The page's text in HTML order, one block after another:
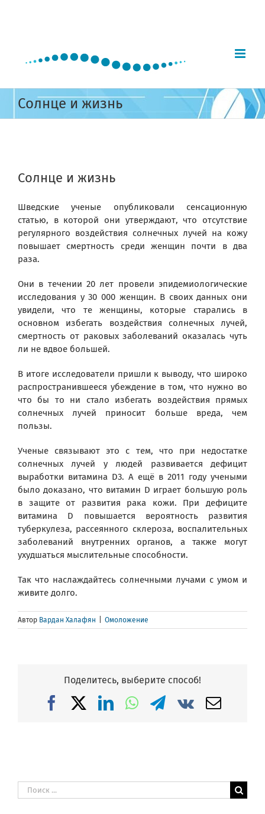
Солнце и жизнь
Image
Солнце и жизнь
Шведские ученые опубликовали сенсационную
статью, в которой они утверждают, что отсутствие
регулярного воздействия солнечных лучей на кожу
повышает смертность среди женщин почти в два
раза.
Они в течении 20 лет провели эпидемиологические
исследования у 30 000 женщин. В своих данных они
увидели, что те женщины, которые старались в
основном избегать воздействия солнечных лучей,
смертность от раковых заболеваний оказалась чуть
ли не вдвое большей.
В итоге исследователи пришли к выводу, что широко
распространившееся убеждение в том, что нужно во
что бы то ни стало избегать воздействия прямых
солнечных лучей приносит больше вреда, чем
пользы.
Ученые связывают это с тем, что при недостатке
солнечных лучей у людей развивается дефицит
выработки витамина D3. А ещё в 2011 году учеными
было доказано, что витамин D играет большую роль
в защите от развития рака кожи. При дефиците
витамина D повышается вероятность развития
туберкулеза, рассеянного склероза, воспалительных
заболеваний внутренних органов, а также могут
ухудшаться мыслительные способности.
Так что наслаждайтесь солнечными лучами с умом и
живите долго.
Автор Вардан Халафян Омоложение
Поделитесь, выберите способ!
FacebookLinkedIn
WhatsApp
Telegram
Vk Email
Результат
поиска: